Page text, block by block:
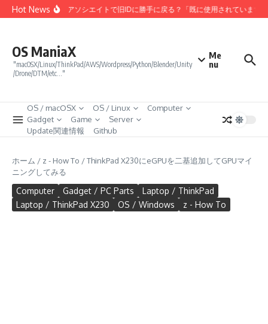
コンテンツへスキップ
Hot NewsAmazonアソシエイトで旧IDに勝手に戻る？「既に使用されています」
OS ManiaX
"macOSX/Linux/ThinkPad/AWS/Wordpress/Python/Blender/Unity
/Drone/DTM/etc…"
Me
nu
OS / macOSX OS / Linux
Computer
Gadget
Game
Server
Update関連情報
Github
ホーム / z - How To /ThinkPad X230にeGPUを二基追加してGPUマイ
ニングしてみる
Computer Gadget / PC Parts
Laptop / ThinkPad
Laptop / ThinkPad X230
OS / Windows z - How To